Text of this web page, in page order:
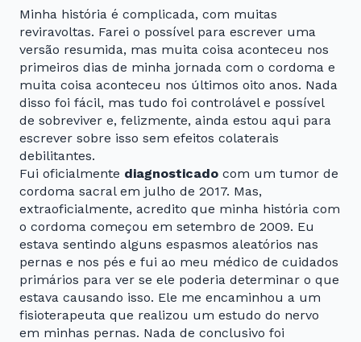
Minha história é complicada, com muitas
reviravoltas. Farei o possível para escrever uma
versão resumida, mas muita coisa aconteceu nos
primeiros dias de minha jornada com o cordoma e
muita coisa aconteceu nos últimos oito anos. Nada
disso foi fácil, mas tudo foi controlável e possível
de sobreviver e, felizmente, ainda estou aqui para
escrever sobre isso sem efeitos colaterais
debilitantes.
Fui oficialmente diagnosticado com um tumor de
cordoma sacral em julho de 2017. Mas,
extraoficialmente, acredito que minha história com
o cordoma começou em setembro de 2009. Eu
estava sentindo alguns espasmos aleatórios nas
pernas e nos pés e fui ao meu médico de cuidados
primários para ver se ele poderia determinar o que
estava causando isso. Ele me encaminhou a um
fisioterapeuta que realizou um estudo do nervo
em minhas pernas. Nada de conclusivo foi